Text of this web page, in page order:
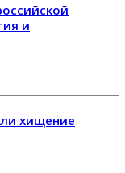
и
хищение